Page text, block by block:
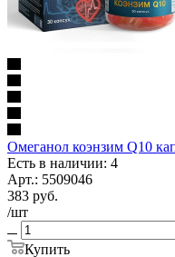
Омеганол коэнзим Q10
Есть в наличии: 4
Арт.: 5509046
383 руб.
/шт
Купить